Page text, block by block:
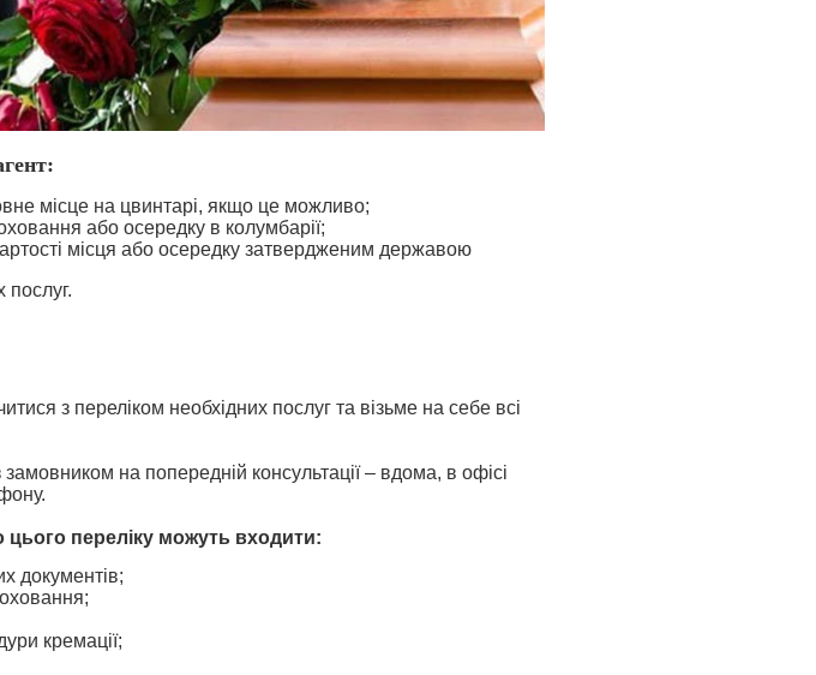
місце на цвинтарі, якщо це можливо;
або осередку в колумбарії;
місця або осередку затвердженим державою
послуг.
з переліком необхідних послуг та візьме на себе всі
замовником на попередній консультації – вдома, в офісі
цього переліку можуть входити:
документів;
кремації;